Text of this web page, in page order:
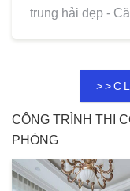
trung hải đẹp -
CÔNG TRÌNH THI
PHÒNG